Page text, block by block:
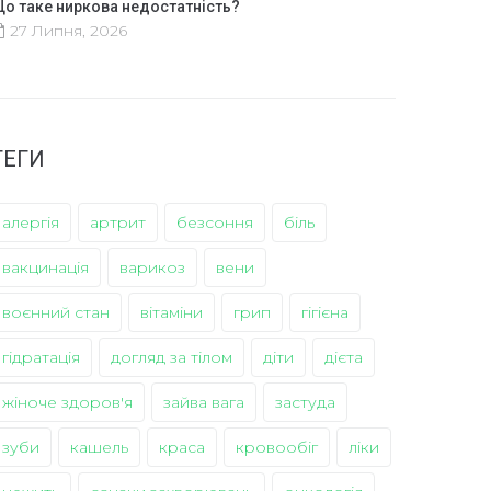
таке ниркова недостатність?
27 Липня, 2026
алергія артрит безсоння біль
вакцинація варикоз вени
воєнний стан вітаміни грип гігієна
гідратація догляд за тілом діти дієта
жіноче здоров'я зайва вага застуда
зуби кашель краса кровообіг ліки